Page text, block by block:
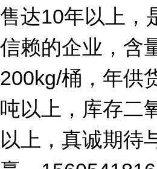
售达10年以上，
信赖的企业，含
200kg/桶，年供
吨以上，库存二
以上，真诚期待